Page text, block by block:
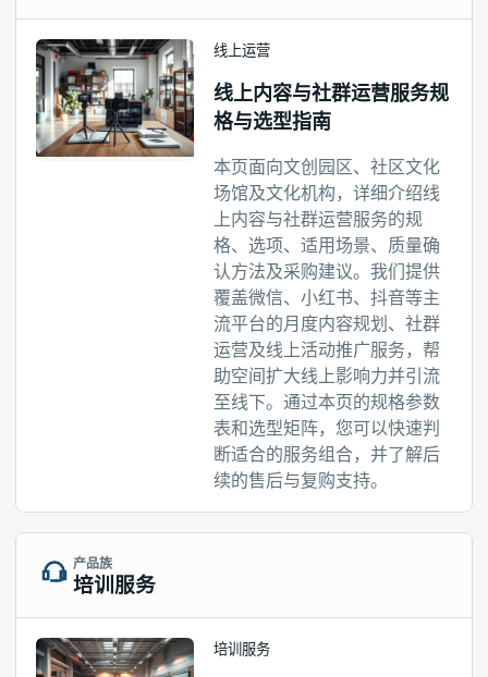
线上运营
线上内容与社群运营服务规
格与选型指南
本页面向文创园区、社区文化
场馆及文化机构，详细介绍线
上内容与社群运营服务的规
格、选项、适用场景、质量确
认方法及采购建议。我们提供
覆盖微信、小红书、抖音等主
流平台的月度内容规划、社群
运营及线上活动推广服务，帮
助空间扩大线上影响力并引流
至线下。通过本页的规格参数
表和选型矩阵，您可以快速判
断适合的服务组合，并了解后
续的售后与复购支持。
产品族
培训服务
培训服务